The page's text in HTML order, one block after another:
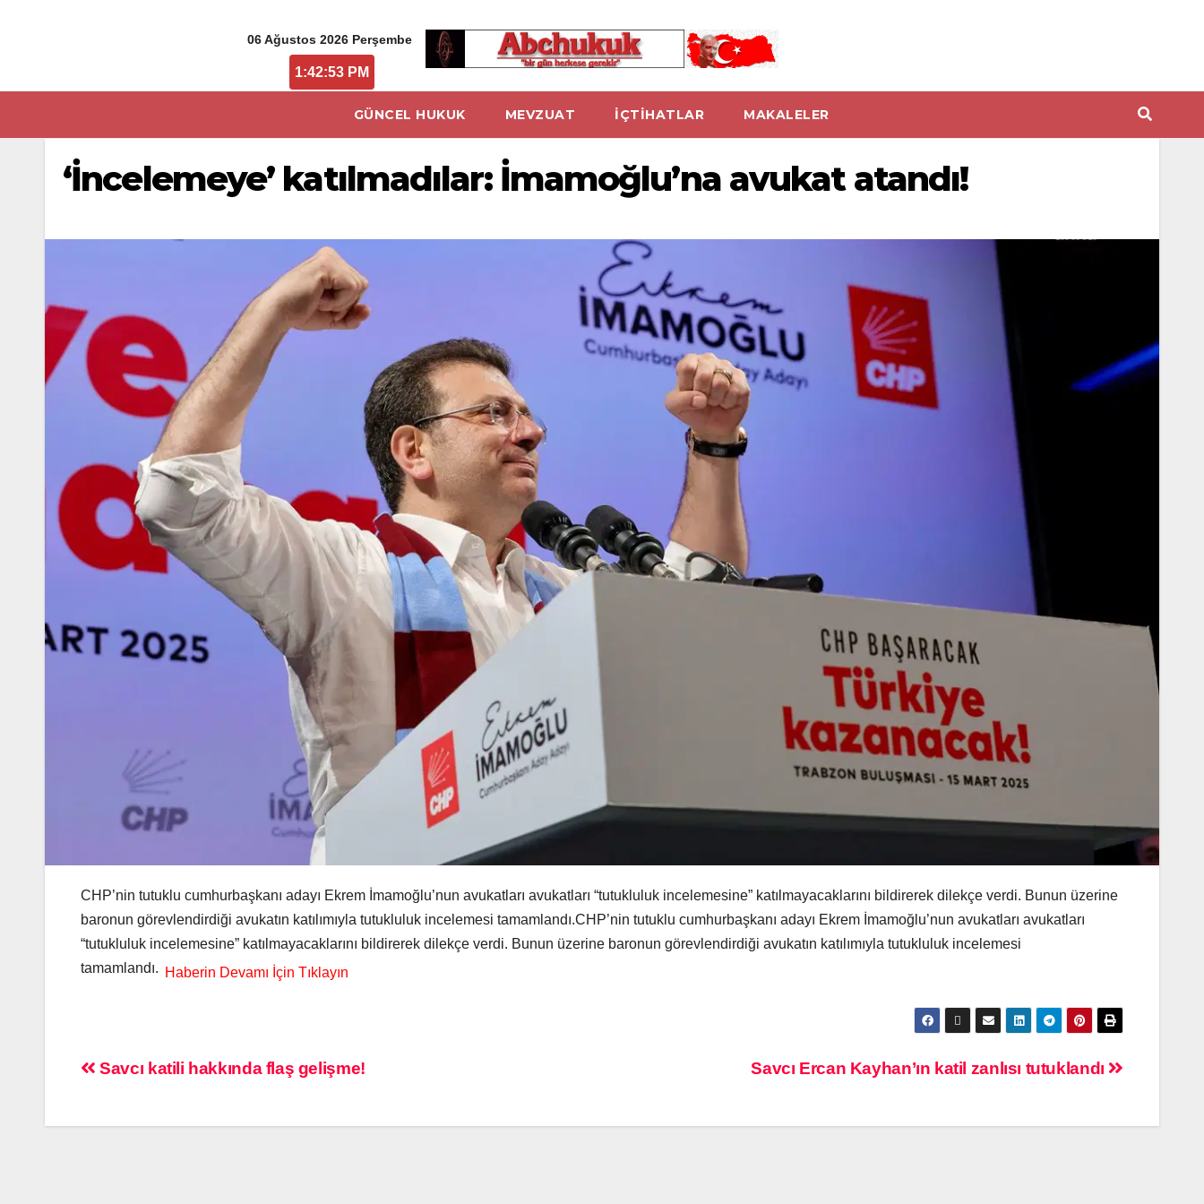
06 Ağustos 2026 Perşembe
1:42:54 PM
GÜNCEL HUKUK MEVZUAT İÇTİHATLAR MAKALELER
‘İncelemeye’ katılmadılar: İmamoğlu’na avukat atandı!
CHP’nin tutuklu cumhurbaşkanı adayı Ekrem İmamoğlu’nun avukatları avukatları “tutukluluk incelemesine” katılmayacaklarını bildirerek dilekçe verdi. Bunun üzerine
baronun görevlendirdiği avukatın katılımıyla tutukluluk incelemesi tamamlandı.CHP’nin tutuklu cumhurbaşkanı adayı Ekrem İmamoğlu’nun avukatları avukatları
“tutukluluk incelemesine” katılmayacaklarını bildirerek dilekçe verdi. Bunun üzerine baronun görevlendirdiği avukatın katılımıyla tutukluluk incelemesi
tamamlandı.
Savcı Ercan Kayhan’ın katil zanlısı tutuklandı
Savcı katili hakkında flaş gelişme!